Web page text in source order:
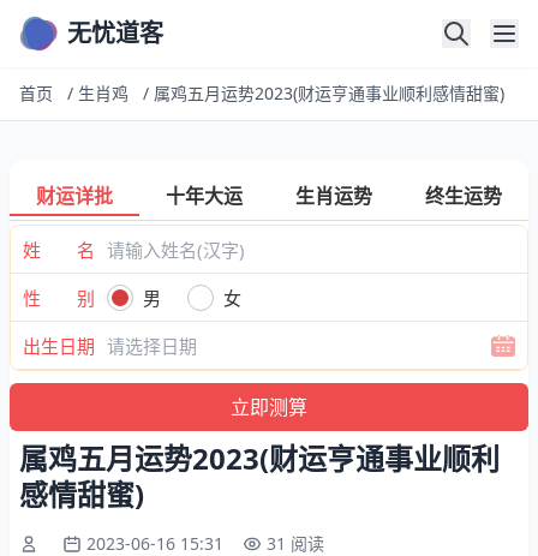
无忧道客
首页 / 生肖鸡 / 属鸡五月运势2023(财运亨通事业顺利感情甜蜜)
财运详批 十年大运 生肖运势 终生运势
姓 名
性 别
男
女
出生日期
属鸡五月运势2023(财运亨通事业顺利
感情甜蜜)
2023-06-16 15:31 31 阅读